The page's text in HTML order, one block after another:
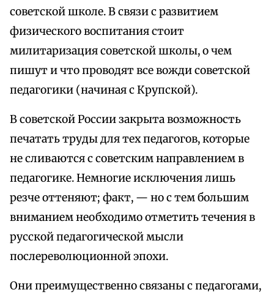
советской школе. В связи с развитием
физического воспитания стоит
милитаризация советской школы, о чем
пишут и что проводят все вожди советской
педагогики (начиная с Крупской).
В советской России закрыта возможность
печатать труды для тех педагогов, которые
не сливаются с советским направлением в
педагогике. Немногие исключения лишь
резче оттеняют; факт, — но с тем большим
вниманием необходимо отметить течения в
русской педагогической мысли
послереволюционной эпохи.
Они преимущественно связаны с педагогами,